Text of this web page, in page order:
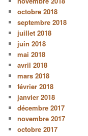
octobre 2018
septembre 2018
juillet 2018
juin 2018
mai 2018
avril 2018
mars 2018
février 2018
janvier 2018
décembre 2017
novembre 2017
octobre 2017